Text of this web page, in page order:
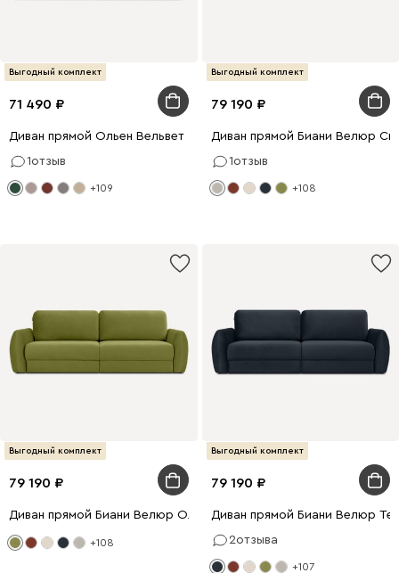
Выгодный комплект
71 490
Диван прямой Ольен Вельвет Зеленый
1отзыв
+109
Выгодный комплект
79 190
Диван прямой Биани Велюр
1отзыв
+108
Выгодный комплект
79 190
Диван прямой Биани Велюр Оливковый
+108
Выгодный комплект
79 190
Диван прямой Биани Велюр
2отзыва
+107